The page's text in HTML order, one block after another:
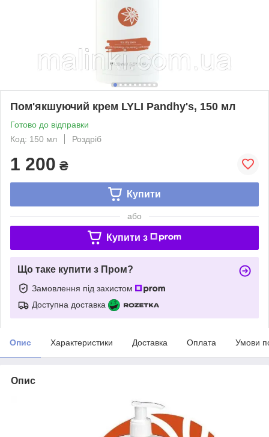
Пом'якшуючий крем LYLI Pandhy's, 150 мл
Готово до відправки
Код: 150 мл
Роздріб
1 200 ₴
Купити
або
Купити з
Що таке купити з Пром?
Замовлення під захистом
Доступна доставка
Опис Характеристики Доставка Оплата Умови
Опис